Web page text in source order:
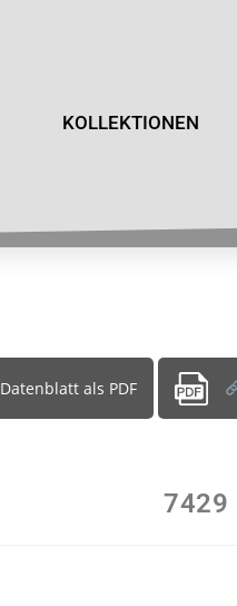
KOLLEKTIONEN
Datenblatt als PDF
7429